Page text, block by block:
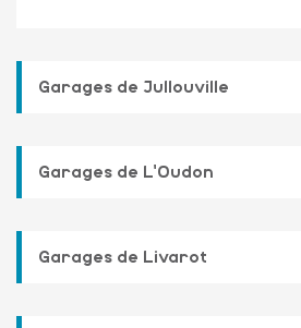
Garages de Jullouville
Garages de L'Oudon
Garages de Livarot